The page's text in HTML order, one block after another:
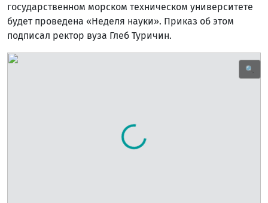
государственном морском техническом университете
будет проведена «Неделя науки». Приказ об этом
подписал ректор вуза Глеб Туричин.
🔍